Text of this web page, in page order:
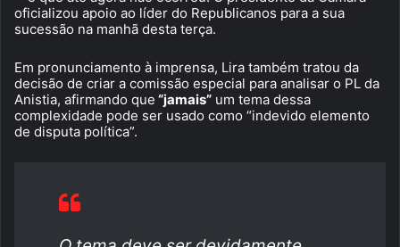
oficializou apoio ao líder do Republicanos para a sua
sucessão na manhã desta terça.
Em pronunciamento à imprensa, Lira também tratou da
decisão de criar a comissão especial para analisar o PL da
Anistia, afirmando que “jamais” um tema dessa
complexidade pode ser usado como “indevido elemento
de disputa política”.